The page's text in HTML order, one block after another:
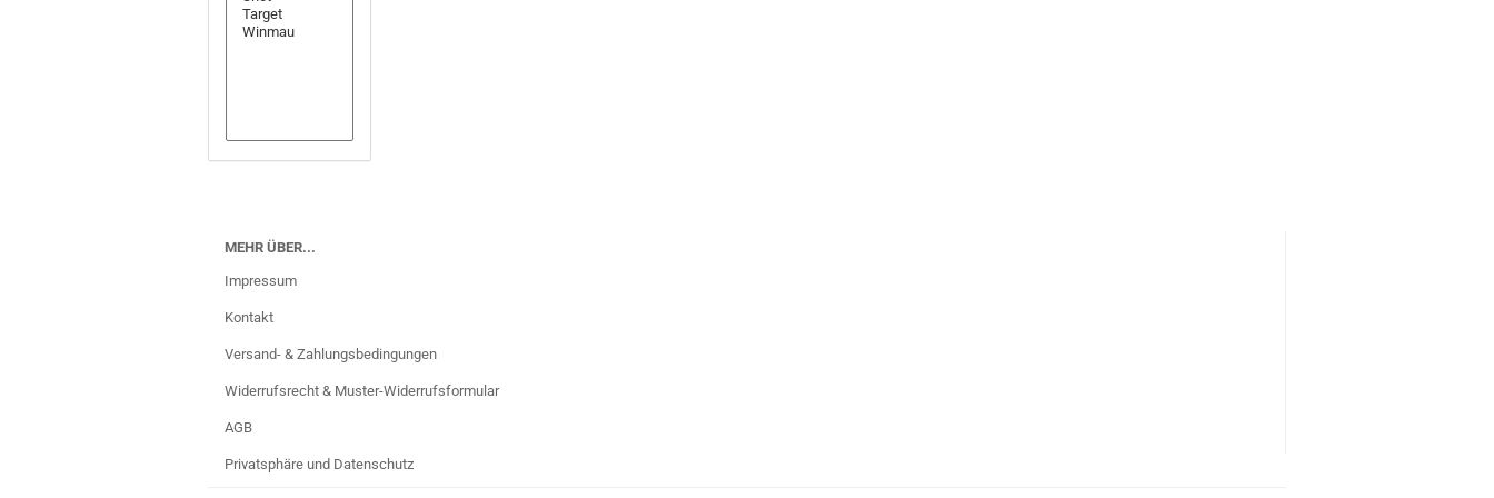
MEHR ÜBER...
Impressum
Kontakt
Versand- & Zahlungsbedingungen
Widerrufsrecht & Muster-Widerrufsformular
AGB
Privatsphäre und Datenschutz